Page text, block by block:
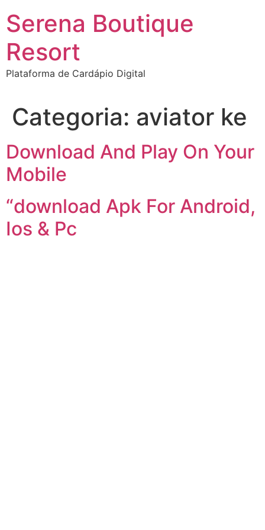
para
conteúdo
Serena Boutique
Resort
Plataforma de Cardápio Digital
Categoria: aviator ke
Download And Play On Your
Mobile
“download Apk For Android,
Ios & Pc